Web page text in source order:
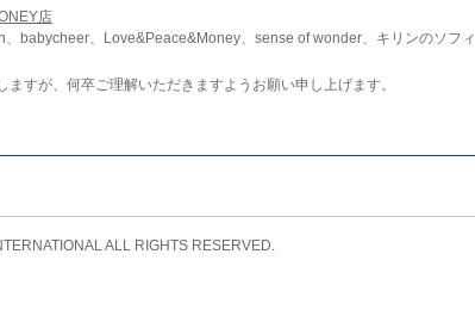
店
、babycheer、Love&Peace&Money、sense of wonder、キリンのソフィ
すが、何卒ご理解いただきますようお願い申し上げます。